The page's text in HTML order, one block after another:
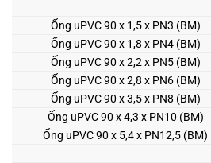
Ống uPVC 90 x 1,5 x PN3 (BM)
Ống uPVC 90 x 1,8 x PN4 (BM)
Ống uPVC 90 x 2,2 x PN5 (BM)
Ống uPVC 90 x 2,8 x PN6 (BM)
Ống uPVC 90 x 3,5 x PN8 (BM)
Ống uPVC 90 x 4,3 x PN10 (BM)
Ống uPVC 90 x 5,4 x PN12,5 (BM)